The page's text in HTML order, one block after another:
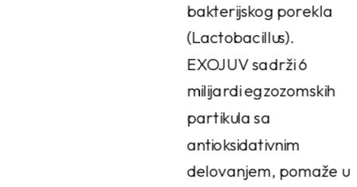
bakterijskog porekla
(Lactobacillus).
EXOJUV sadrži 6
milijardi egzozomskih
partikula sa
antioksidativnim
delovanjem, pomaže u